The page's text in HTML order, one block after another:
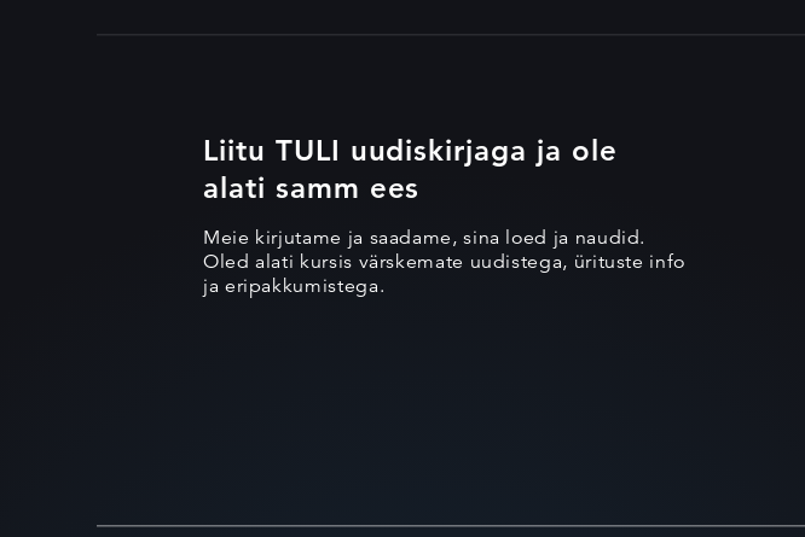
Liitu TULI uudiskirjaga ja ole
alati samm ees
Meie kirjutame ja saadame, sina loed ja naudid.
Oled alati kursis värskemate uudistega, ürituste info
ja eripakkumistega.